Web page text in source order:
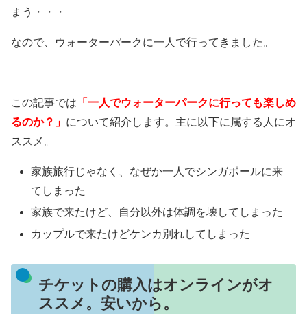
まう・・・
なので、ウォーターパークに一人で行ってきました。
この記事では 「一人でウォーターパークに行っても楽しめ
るのか？」 について紹介します。主に以下に属する人にオ
ススメ。
家族旅行じゃなく、なぜか一人でシンガポールに来
てしまった
家族で来たけど、自分以外は体調を壊してしまった
カップルで来たけどケンカ別れしてしまった
チケットの購入はオンラインがオ
ススメ。安いから。